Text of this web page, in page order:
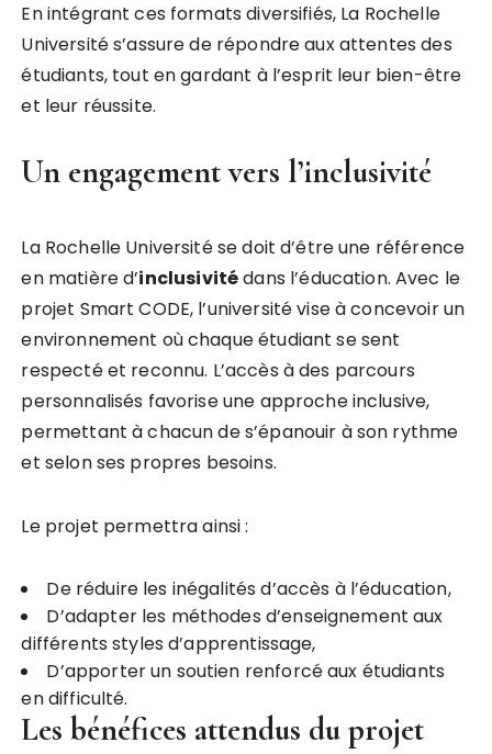
En intégrant ces formats diversifiés, La Rochelle
Université s’assure de répondre aux attentes des
étudiants, tout en gardant à l’esprit leur bien-être
et leur réussite.
Un engagement vers l’inclusivité
La Rochelle Université se doit d’être une référence
en matière d’inclusivitédans l’éducation. Avec le
projet Smart CODE, l’université vise à concevoir un
environnement où chaque étudiant se sent
respecté et reconnu. L’accès à des parcours
personnalisés favorise une approche inclusive,
permettant à chacun de s’épanouir à son rythme
et selon ses propres besoins.
Le projet permettra ainsi :
De réduire les inégalités d’accès à l’éducation,
D’adapter les méthodes d’enseignement aux
différents styles d’apprentissage,
D’apporter un soutien renforcé aux étudiants
en difficulté.
Les bénéfices attendus du projet